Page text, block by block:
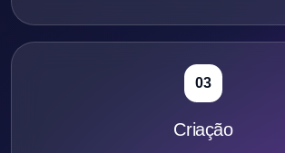
03
Criação